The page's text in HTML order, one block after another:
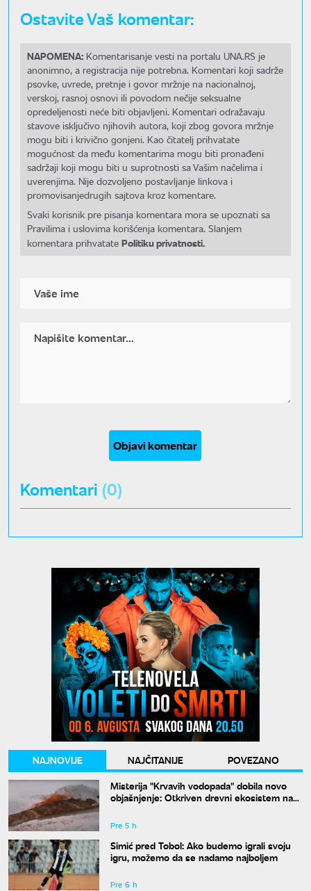
Ostavite Vaš komentar:
NAPOMENA: Komentarisanje vesti na portalu UNA.RS je
anonimno, a registracija nije potrebna. Komentari koji sadrže
psovke, uvrede, pretnje i govor mržnje na nacionalnoj,
verskoj, rasnoj osnovi ili povodom nečije seksualne
opredeljenosti neće biti objavljeni. Komentari odražavaju
stavove isključivo njihovih autora, koji zbog govora mržnje
mogu biti i krivično gonjeni. Kao čitatelj prihvatate
mogućnost da među komentarima mogu biti pronađeni
sadržaji koji mogu biti u suprotnosti sa Vašim načelima i
uverenjima. Nije dozvoljeno postavljanje linkova i
promovisanjedrugih sajtova kroz komentare.
Svaki korisnik pre pisanja komentara mora se upoznati sa
Pravilima i uslovima korišćenja komentara. Slanjem
komentara prihvatate Politiku privatnosti.
Objavi komentar
Komentari (0)
NAJNOVIJE NAJČITANIJE
POVEZANO
Misterija "Krvavih vodopada" dobila novo
objašnjenje: Otkriven drevni ekosistem na
Pre 5 h
Simić pred Tobol: Ako budemo igrali svoju
igru, možemo da se nadamo najboljem
Pre 6 h